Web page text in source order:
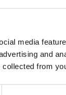
media
and
collected from